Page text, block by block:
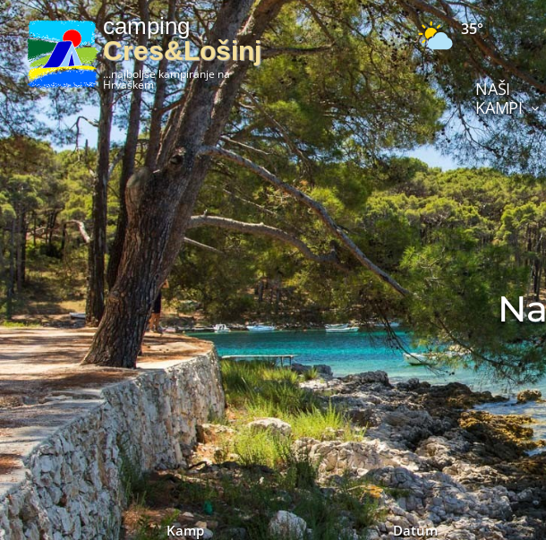
camping
Cres&Lošinj
...najboljše kampiranje na
Hrvaškem
35°
NAŠI
KAMPI
Kamp Datum